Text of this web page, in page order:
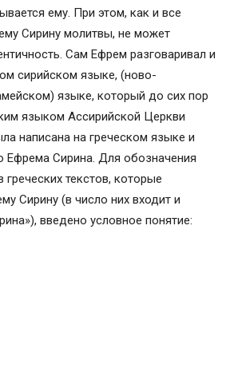
ему. При этом, как и все
Сирину молитвы, не может
Сам Ефрем разговаривал и
сирийском языке, (ново-
языке, который до сих пор
языком Ассирийской Церкви
написана на греческом языке и
Ефрема Сирина. Для обозначения
греческих текстов, которые
Сирину (в число них входит и
введено условное понятие: